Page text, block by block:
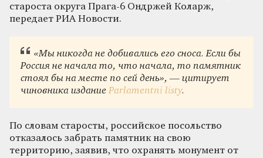
староста округа Прага-6 Ондржей Коларж,
передает РИА Новости.
«Мы никогда не добивались его сноса. Если бы
Россия не начала то, что начала, то памятник
стоял бы на месте по сей день», — цитирует
чиновника изданиеParlamentni listy.
По словам старосты, российское посольство
отказалось забрать памятник на свою
территорию, заявив, что охранять монумент от